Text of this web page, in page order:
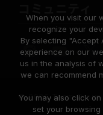
© 2026 Team Group
When you visit our
recognize your
By selecting "Accept
experience on our
us in the analysis of
we can recommend
You may also click
set your